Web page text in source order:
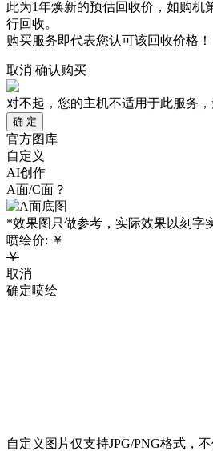
此为1年焕新的预估回收价，如购机
行回收。
购买服务即代表您认可该回收价格！
取消 确认购买
对不起，您的主机不适用于此服务，
确 定
官方图库
自定义
AI创作
A面/C面？
*效果图只做参考，实际效果以刻字
喷绘价: ￥
￥
取消
确定喷绘
自定义图片仅支持JPG/PNG格式，